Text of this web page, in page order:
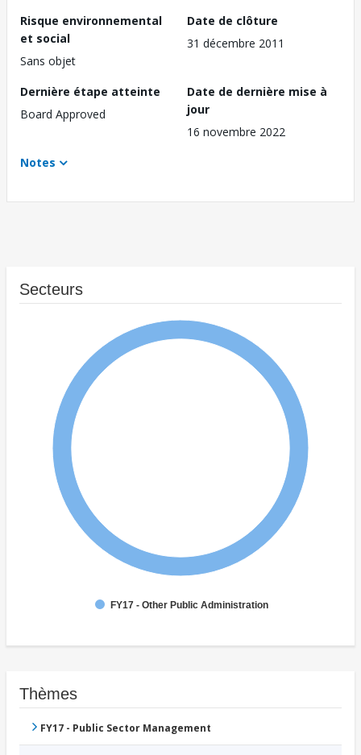
Risque environnemental
et social
Sans objet
Date de clôture
31 décembre 2011
Dernière étape atteinte
Board Approved
Date de dernière mise à
jour
16 novembre 2022
Notes
Secteurs
FY17 - Other Public Administration
Thèmes
FY17 - Public Sector Management